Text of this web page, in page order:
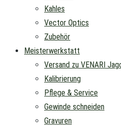
Kahles
Vector Optics
Zubehör
Meisterwerkstatt
Versand zu VENARI
Kalibrierung
Pflege & Service
Gewinde schneiden
Gravuren